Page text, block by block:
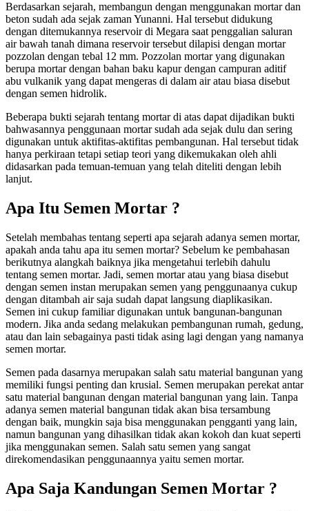
Berdasarkan sejarah, membangun dengan menggunakan mortar dan
beton sudah ada sejak zaman Yunanni. Hal tersebut didukung
dengan ditemukannya reservoir di Megara saat penggalian saluran
air bawah tanah dimana reservoir tersebut dilapisi dengan mortar
pozzolan dengan tebal 12 mm. Pozzolan mortar yang digunakan
berupa mortar dengan bahan baku kapur dengan campuran aditif
abu vulkanik yang dapat mengeras di dalam air atau biasa disebut
dengan semen hidrolik.
Beberapa bukti sejarah tentang mortar di atas dapat dijadikan bukti
bahwasannya penggunaan mortar sudah ada sejak dulu dan sering
digunakan untuk aktifitas-aktifitas pembangunan. Hal tersebut tidak
hanya perkiraan tetapi setiap teori yang dikemukakan oleh ahli
didasarkan pada temuan-temuan yang telah diteliti dengan lebih
lanjut.
Apa Itu Semen Mortar ?
Setelah membahas tentang seperti apa sejarah adanya semen mortar,
apakah anda tahu apa itu semen mortar? Sebelum ke pembahasan
berikutnya alangkah baiknya jika mengetahui terlebih dahulu
tentang semen mortar. Jadi, semen mortar atau yang biasa disebut
dengan semen instan merupakan semen yang penggunaanya cukup
dengan ditambah air saja sudah dapat langsung diaplikasikan.
Semen ini cukup familiar digunakan untuk bangunan-bangunan
modern. Jika anda sedang melakukan pembangunan rumah, gedung,
atau dan lain sebagainya pasti tidak asing lagi dengan yang namanya
semen mortar.
Semen pada dasarnya merupakan salah satu material bangunan yang
memiliki fungsi penting dan krusial. Semen merupakan perekat antar
satu material bangunan dengan material bangunan yang lain. Tanpa
adanya semen material bangunan tidak akan bisa tersambung
dengan baik, mungkin saja bisa menggunakan pengganti yang lain,
namun bangunan yang dihasilkan tidak akan kokoh dan kuat seperti
jika menggunakan semen. Salah satu semen yang sangat
direkomendasikan penggunaannya yaitu semen mortar.
Apa Saja Kandungan Semen Mortar ?